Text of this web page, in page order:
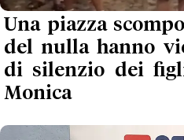
Una piazza
del nulla hanno
di silenzio dei
Monica